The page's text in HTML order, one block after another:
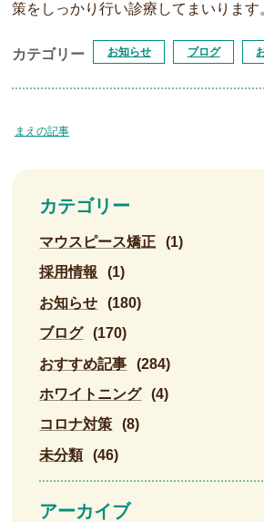
策をしっかり行い診療してまいります
カテゴリー お知らせ ブログ
まえの記事
カテゴリー
マウスピース矯正
(1)
採用情報
(1)
お知らせ
(180)
ブログ
(170)
おすすめ記事
(284)
ホワイトニング
(4)
コロナ対策
(8)
未分類
(46)
アーカイブ